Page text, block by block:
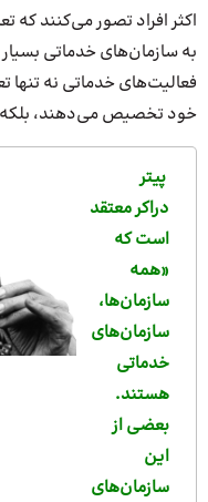
اکثر افراد تصور می‌کنند
به سازمان‌های خدماتی
فعالیت‌های خدماتی نه تنها
خود تخصیص می‌دهند، بلکه
پیتر
دراکر معتقد
است که
«همه
سازمان‌ها،
سازمان‌های
خدماتی
هستند.
بعضی از
این
سازمان‌های